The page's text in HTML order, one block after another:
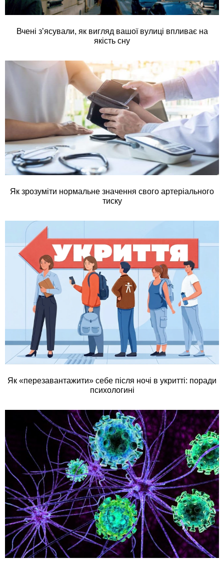
Вчені з’ясували, як вигляд вашої вулиці впливає на
якість сну
Як зрозуміти нормальне значення свого артеріального
тиску
Як «перезавантажити» себе після ночі в укритті: поради
психологині